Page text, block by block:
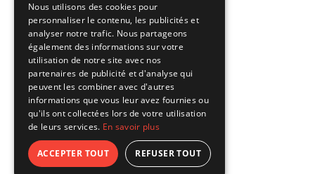
Nous utilisons des cookies pour
personnaliser le contenu, les publicités et
analyser notre trafic. Nous partageons
également des informations sur votre
utilisation de notre site avec nos
partenaires de publicité et d'analyse qui
peuvent les combiner avec d'autres
informations que vous leur avez fournies ou
qu'ils ont collectées lors de votre utilisation
de leurs services. En savoir plus
ACCEPTER TOUT REFUSER TOUT